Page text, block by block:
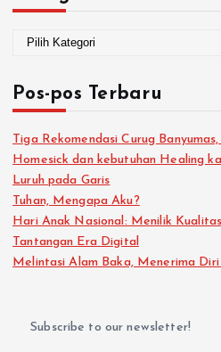
Pos-pos Terbaru
Tiga Rekomendasi Curug
Homesick dan kebutuhan Healing
Luruh pada Garis
Tuhan, Mengapa Aku?
Hari Anak Nasional: Menilik
Tantangan Era Digital
Melintasi Alam Baka, Menerima
Subscribe to our newsletter!